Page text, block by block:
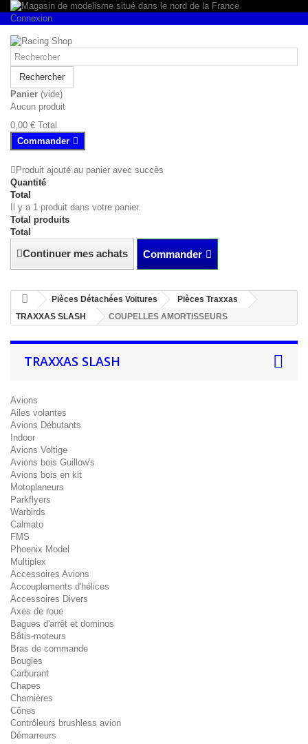
Connexion
Rechercher
Panier (vide)
Aucun produit
0,00 € Total
Commander
Produit ajouté au panier avec succès
Quantité
Total
Il y a 1 produit dans votre panier.
Total produits
Total
Continuer mes achats Commander
Pièces Détachées Voitures
Pièces Traxxas
TRAXXAS SLASH
COUPELLES AMORTISSEURS
TRAXXAS SLASH
Avions
Ailes volantes
Avions Débutants
Indoor
Avions Voltige
Avions bois Guillow's
Avions bois en kit
Motoplaneurs
Parkflyers
Warbirds
Calmato
FMS
Phoenix Model
Multiplex
Accessoires Avions
Accouplements d'hélices
Accessoires Divers
Axes de roue
Bagues d'arrêt et dominos
Bâtis-moteurs
Bras de commande
Bougies
Carburant
Chapes
Charnières
Cônes
Contrôleurs brushless avion
Démarreurs